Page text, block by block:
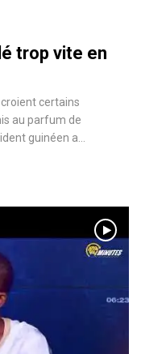
trop vite en
croient certains
au parfum de
guinéen a…